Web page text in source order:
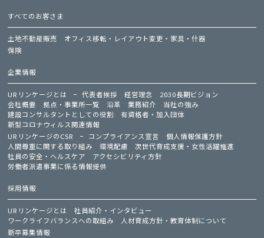
すべてのお客さま
土地不動産販売
オフィス移転・レイアウト変更・家具・什器
保険
企業情報
URリンケージとは 代表者挨拶 経営理念
2030長期ビジョン
会社概要
拠点・事業所一覧 沿革 業務紹介
当社の強み
建設コンサルタントとしての役割
有資格者・加入団体
新型コロナウィルス関連情報
URリンケージのCSR
コンプライアンス宣言
個人情報保護方針
人間尊重に関する取り組み
環境配慮
次世代育成支援・女性活躍推進
社員の安全・ヘルスケア
アクセシビリティ方針
労働者派遣事業に係る情報提供
採用情報
URリンケージとは
社員紹介・インタビュー
ワークライフバランスへの取組み
人材育成方針・教育体制について
新卒募集情報